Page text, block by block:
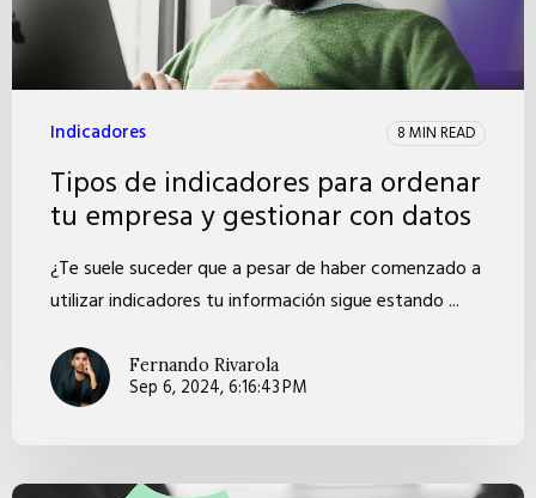
Indicadores 8 MIN READ
Tipos de indicadores para ordenar
tu empresa y gestionar con datos
¿Te suele suceder que a pesar de haber comenzado a
utilizar indicadores tu información sigue estando ...
Fernando Rivarola
Sep 6, 2024, 6:16:43 PM